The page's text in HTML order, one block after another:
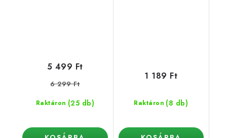
Raktáron (25 db)
5 499 Ft
6 299 Ft
Raktáron (8 db)
1 189 Ft